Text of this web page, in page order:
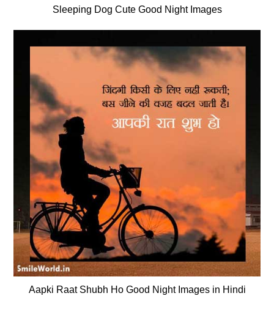
Sleeping Dog Cute Good Night Images
Aapki Raat Shubh Ho Good Night Images in Hindi